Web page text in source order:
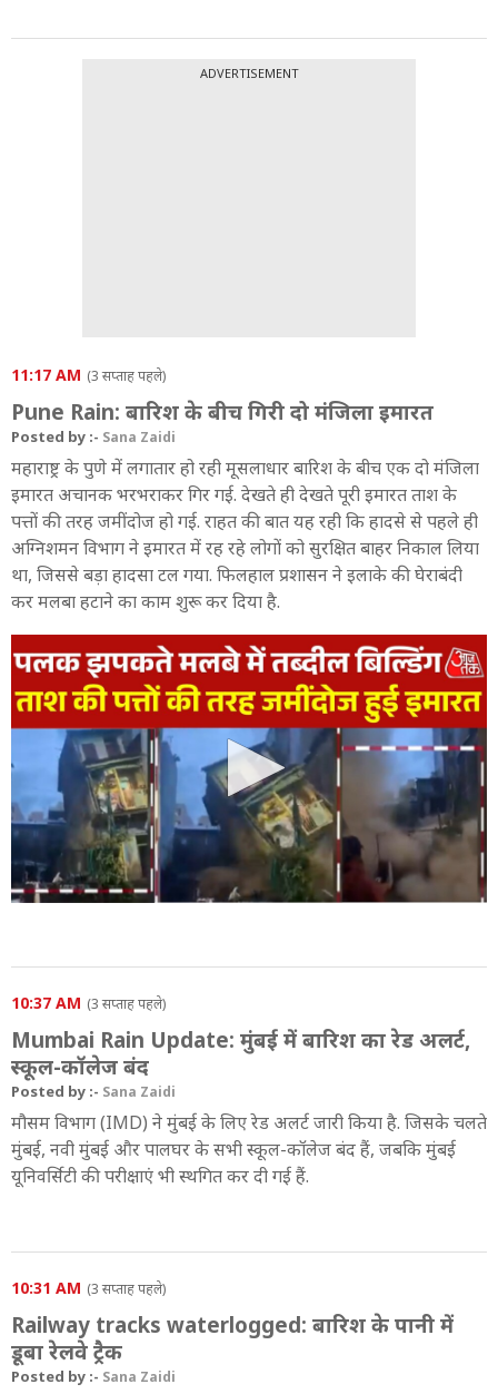
ADVERTISEMENT
11:17 AM (3 सप्ताह पहले)
Pune Rain: बारिश के बीच गिरी दो मंजिला इमारत
Posted by :- Sana Zaidi
महाराष्ट्र के पुणे में लगातार हो रही मूसलाधार बारिश के बीच एक दो मंजिला
इमारत अचानक भरभराकर गिर गई. देखते ही देखते पूरी इमारत ताश के
पत्तों की तरह जमींदोज हो गई. राहत की बात यह रही कि हादसे से पहले ही
अग्निशमन विभाग ने इमारत में रह रहे लोगों को सुरक्षित बाहर निकाल लिया
था, जिससे बड़ा हादसा टल गया. फिलहाल प्रशासन ने इलाके की घेराबंदी
कर मलबा हटाने का काम शुरू कर दिया है.
10:37 AM (3 सप्ताह पहले)
Mumbai Rain Update: मुंबई में बारिश का रेड अलर्ट,
स्कूल-कॉलेज बंद
Posted by :- Sana Zaidi
मौसम विभाग (IMD) ने मुंबई के लिए रेड अलर्ट जारी किया है. जिसके चलते
मुंबई, नवी मुंबई और पालघर के सभी स्कूल-कॉलेज बंद हैं, जबकि मुंबई
यूनिवर्सिटी की परीक्षाएं भी स्थगित कर दी गई हैं.
10:31 AM (3 सप्ताह पहले)
Railway tracks waterlogged: बारिश के पानी में
डूबा रेलवे ट्रैक
Posted by :- Sana Zaidi